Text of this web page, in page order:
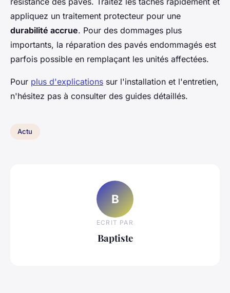
appliquez un traitement protecteur pour une
durabilité accrue. Pour des dommages plus
importants, la réparation des pavés endommagés est
parfois possible en remplaçant les unités affectées.
Pour plus d'explications sur l'installation et l'entretien,
n'hésitez pas à consulter des guides détaillés.
Actu
B
ECRIT PAR
Baptiste